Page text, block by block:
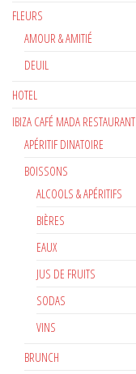
FLEURS
AMOUR & AMITIÉ
DEUIL
HOTEL
IBIZA CAFÉ MADA RESTAURANT
APÉRITIF DINATOIRE
BOISSONS
ALCOOLS & APÉRITIFS
BIÈRES
EAUX
JUS DE FRUITS
SODAS
VINS
BRUNCH